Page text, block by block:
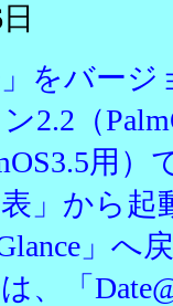
」をバー
2.2（
用）
表」から
」
、「